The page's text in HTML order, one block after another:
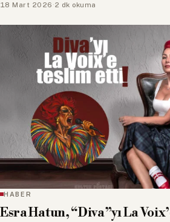
18 Mart 2026 ·2 dk okuma
HABER
Esra Hatun, “Diva”yı La